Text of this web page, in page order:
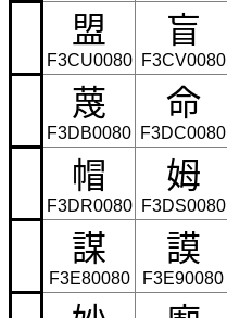
盟
F3CU0080
盲
F3CV0080
蔑
F3DB0080
命
F3DC0080
帽
F3DR0080
姆
F3DS0080
謀
F3E80080
謨
F3E90080